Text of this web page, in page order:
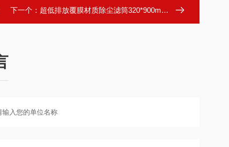
下一个： 超低排放覆膜材质除尘滤筒320*900mm高效